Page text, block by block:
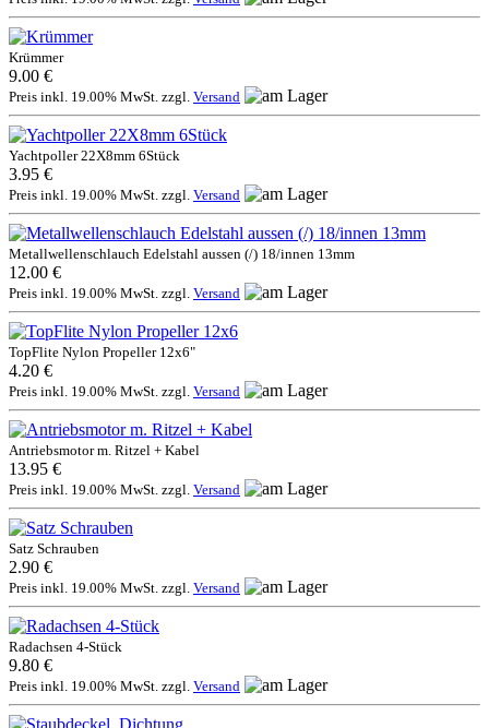
Krümmer
9.00 €
Preis inkl. 19.00% MwSt. zzgl. Versand
Yachtpoller 22X8mm 6Stück
3.95 €
Preis inkl. 19.00% MwSt. zzgl. Versand
Metallwellenschlauch Edelstahl aussen (/) 18/innen 13mm
12.00 €
Preis inkl. 19.00% MwSt. zzgl. Versand
TopFlite Nylon Propeller 12x6"
4.20 €
Preis inkl. 19.00% MwSt. zzgl. Versand
Antriebsmotor m. Ritzel + Kabel
13.95 €
Preis inkl. 19.00% MwSt. zzgl. Versand
Satz Schrauben
2.90 €
Preis inkl. 19.00% MwSt. zzgl. Versand
Radachsen 4-Stück
9.80 €
Preis inkl. 19.00% MwSt. zzgl. Versand